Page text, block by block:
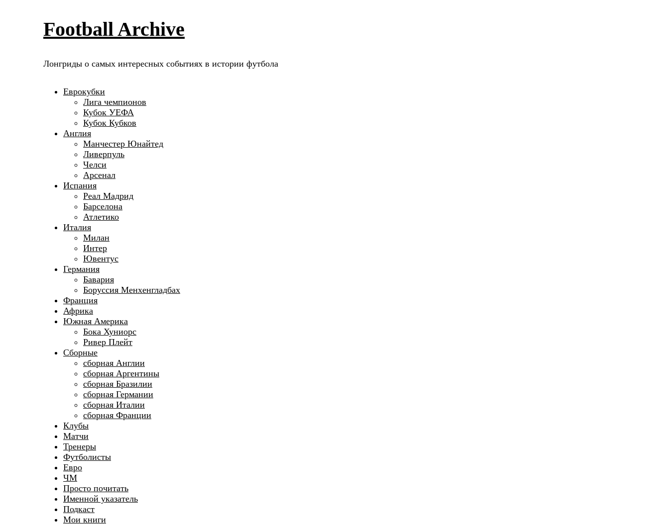
Football Archive
Лонгриды о самых интересных событиях в истории футбола
Еврокубки
Лига чемпионов
Кубок УЕФА
Кубок Кубков
Англия
Манчестер Юнайтед
Ливерпуль
Челси
Арсенал
Испания
Реал Мадрид
Барселона
Атлетико
Италия
Милан
Интер
Ювентус
Германия
Бавария
Боруссия Менхенгладбах
Франция
Африка
Южная Америка
Бока Хуниорс
Ривер Плейт
Сборные
сборная Англии
сборная Аргентины
сборная Бразилии
сборная Германии
сборная Италии
сборная Франции
Клубы
Матчи
Тренеры
Футболисты
Евро
ЧМ
Просто почитать
Именной указатель
Подкаст
Мои книги